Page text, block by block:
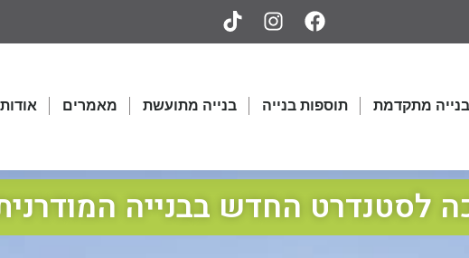
בנייה מתקדמת תוספות בנייה בנייה מתועשת מאמרים אודות
לסטנדרט החדש בבנייה